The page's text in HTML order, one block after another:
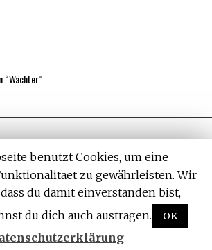
“Wächter”
Designed by Withemes
benutzt Cookies, um eine
zu gewährleisten. Wir
du damit einverstanden bist,
du dich auch austragen.
OK